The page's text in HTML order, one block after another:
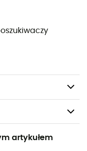
design łatwy do
wewnętrznym
/ Codzienny
artykułem